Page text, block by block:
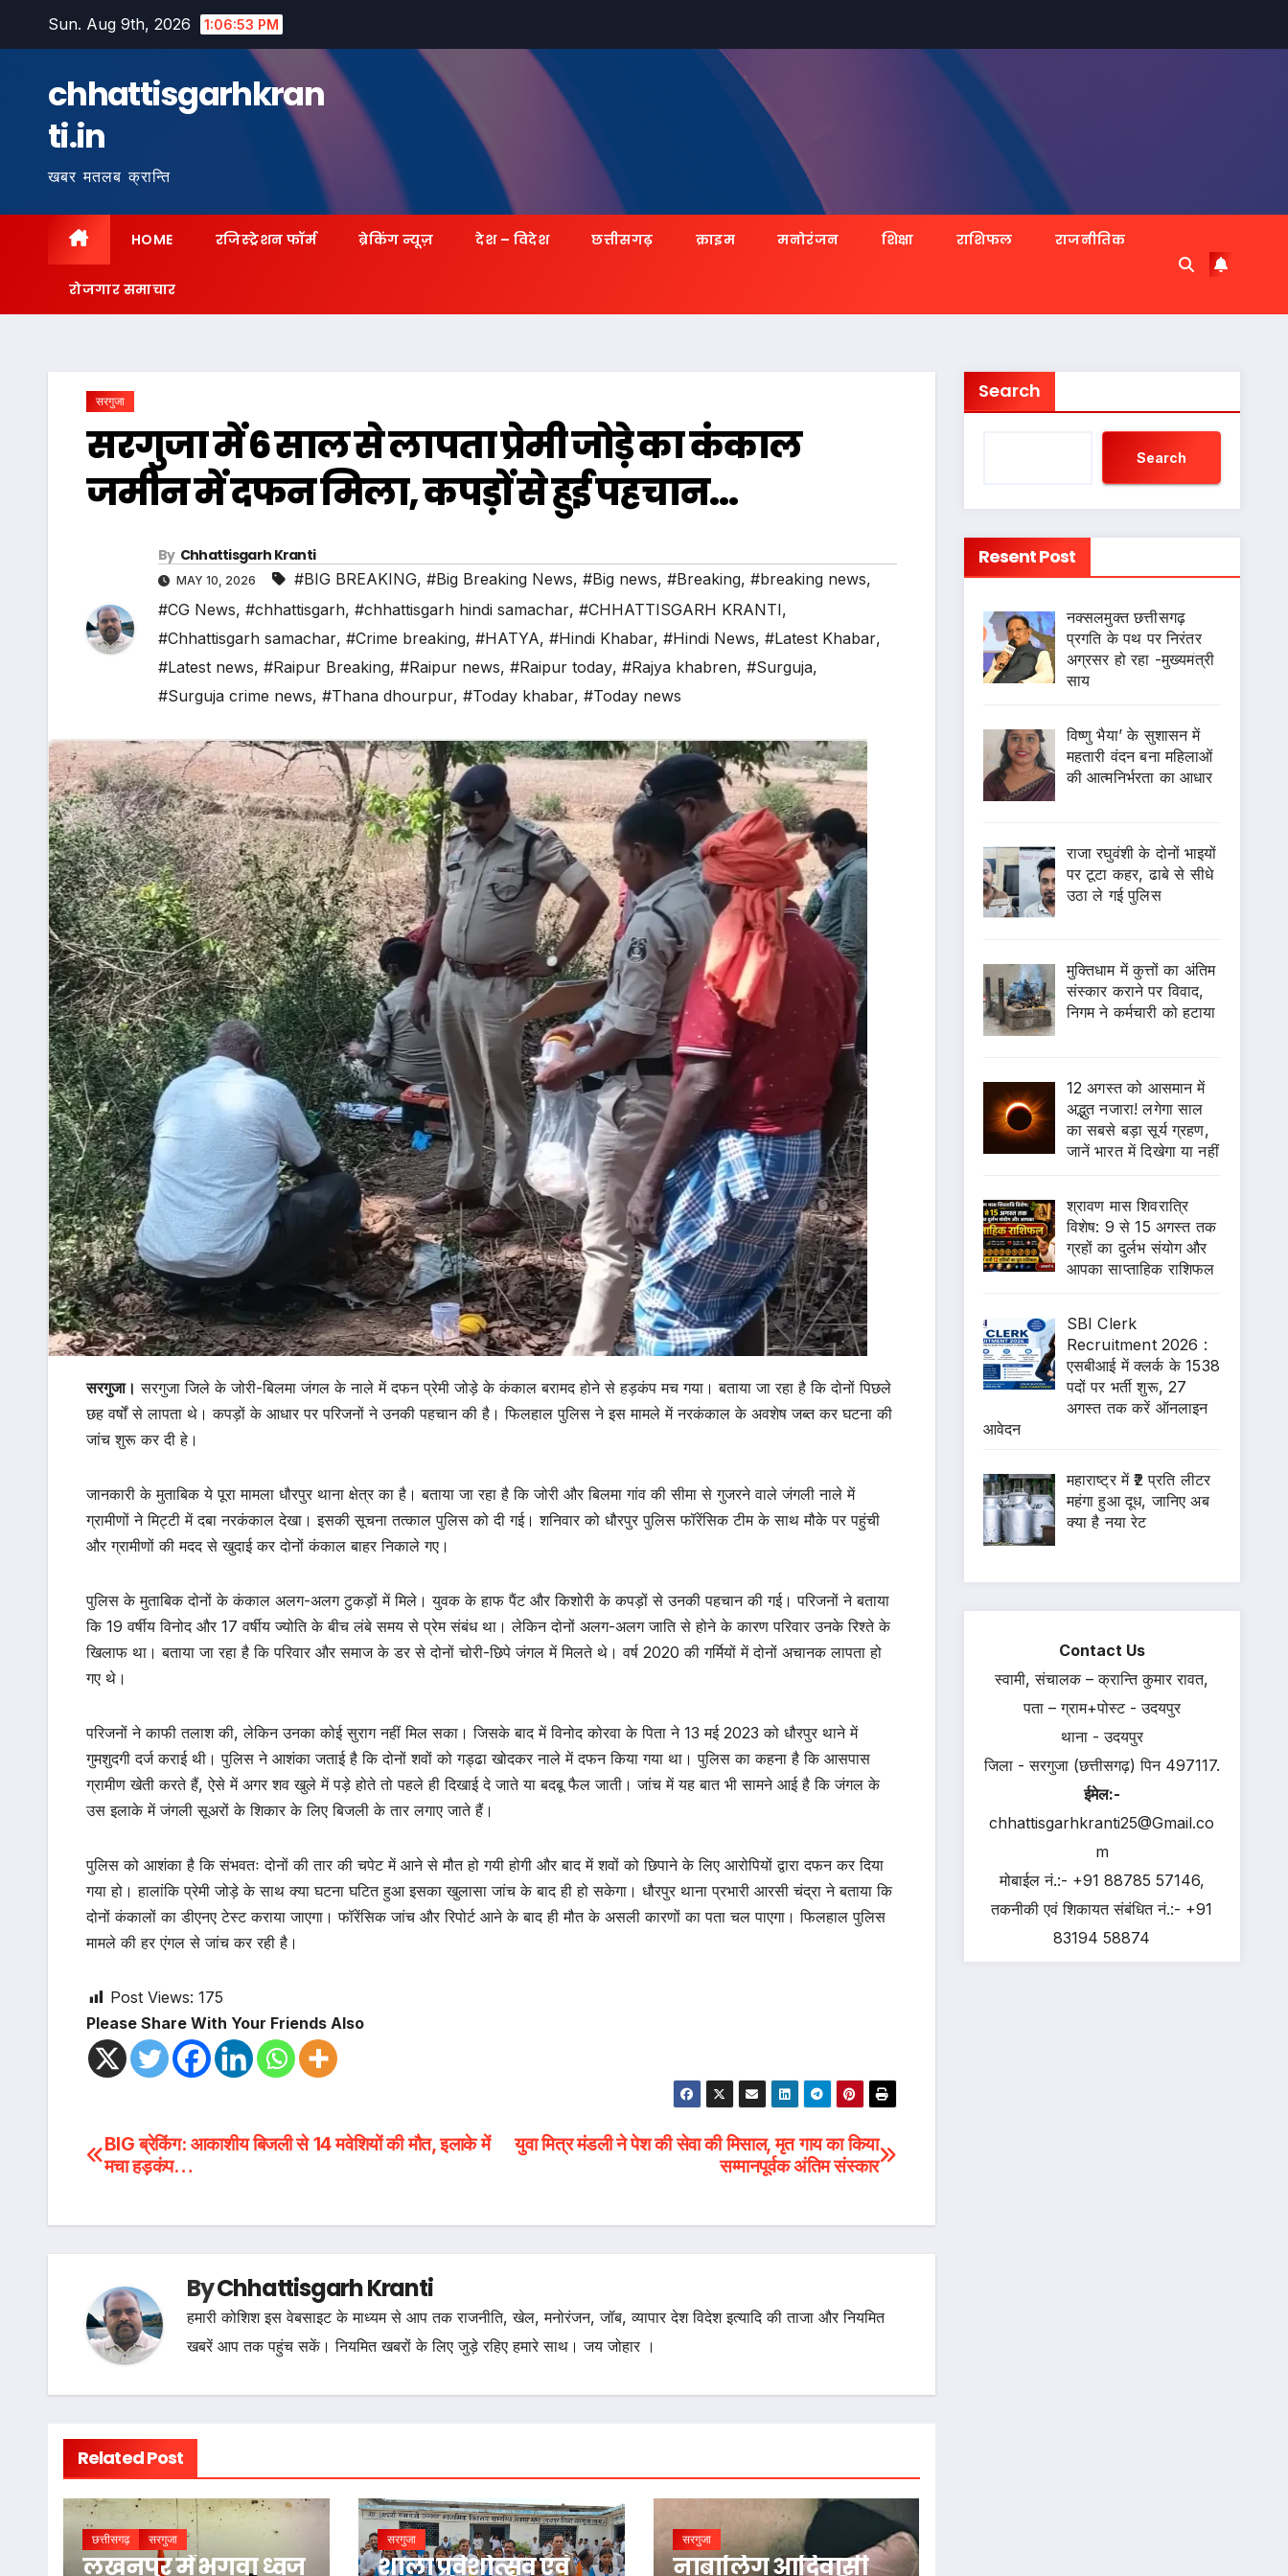
Sun. Aug 9th, 2026 1:06:55 PM
chhattisgarhkran
ti.in
खबर मतलब क्रान्ति
HOME रजिस्ट्रेशन फॉर्म ब्रेकिंग न्यूज़ देश – विदेश छत्तीसगढ़ क्राइम मनोरंजन शिक्षा राशिफल राजनीतिक
रोजगार समाचार
सरगुजा
सरगुजा में 6 साल से लापता प्रेमी जोड़े का कंकाल
जमीन में दफन मिला, कपड़ों से हुई पहचान…
By Chhattisgarh Kranti
MAY 10, 2026 #BIG BREAKING, #Big Breaking News, #Big news, #Breaking, #breaking news,
#CG News, #chhattisgarh, #chhattisgarh hindi samachar, #CHHATTISGARH KRANTI,
#Chhattisgarh samachar, #Crime breaking, #HATYA, #Hindi Khabar, #Hindi News, #Latest Khabar,
#Latest news, #Raipur Breaking, #Raipur news, #Raipur today, #Rajya khabren, #Surguja,
#Surguja crime news, #Thana dhourpur, #Today khabar, #Today news
सरगुजा। सरगुजा जिले के जोरी-बिलमा जंगल के नाले में दफन प्रेमी जोड़े के कंकाल बरामद होने से हड़कंप मच गया। बताया जा रहा है कि दोनों पिछले
छह वर्षों से लापता थे। कपड़ों के आधार पर परिजनों ने उनकी पहचान की है। फिलहाल पुलिस ने इस मामले में नरकंकाल के अवशेष जब्त कर घटना की
जांच शुरू कर दी हे।
जानकारी के मुताबिक ये पूरा मामला धौरपुर थाना क्षेत्र का है। बताया जा रहा है कि जोरी और बिलमा गांव की सीमा से गुजरने वाले जंगली नाले में
ग्रामीणों ने मिट्टी में दबा नरकंकाल देखा। इसकी सूचना तत्काल पुलिस को दी गई। शनिवार को धौरपुर पुलिस फॉरेंसिक टीम के साथ मौके पर पहुंची
और ग्रामीणों की मदद से खुदाई कर दोनों कंकाल बाहर निकाले गए।
पुलिस के मुताबिक दोनों के कंकाल अलग-अलग टुकड़ों में मिले। युवक के हाफ पैंट और किशोरी के कपड़ों से उनकी पहचान की गई। परिजनों ने बताया
कि 19 वर्षीय विनोद और 17 वर्षीय ज्योति के बीच लंबे समय से प्रेम संबंध था। लेकिन दोनों अलग-अलग जाति से होने के कारण परिवार उनके रिश्ते के
खिलाफ था। बताया जा रहा है कि परिवार और समाज के डर से दोनों चोरी-छिपे जंगल में मिलते थे। वर्ष 2020 की गर्मियों में दोनों अचानक लापता हो
गए थे।
परिजनों ने काफी तलाश की, लेकिन उनका कोई सुराग नहीं मिल सका। जिसके बाद में विनोद कोरवा के पिता ने 13 मई 2023 को धौरपुर थाने में
गुमशुदगी दर्ज कराई थी। पुलिस ने आशंका जताई है कि दोनों शवों को गड्ढा खोदकर नाले में दफन किया गया था। पुलिस का कहना है कि आसपास
ग्रामीण खेती करते हैं, ऐसे में अगर शव खुले में पड़े होते तो पहले ही दिखाई दे जाते या बदबू फैल जाती। जांच में यह बात भी सामने आई है कि जंगल के
उस इलाके में जंगली सूअरों के शिकार के लिए बिजली के तार लगाए जाते हैं।
पुलिस को आशंका है कि संभवतः दोनों की तार की चपेट में आने से मौत हो गयी होगी और बाद में शवों को छिपाने के लिए आरोपियों द्वारा दफन कर दिया
गया हो। हालांकि प्रेमी जोड़े के साथ क्या घटना घटित हुआ इसका खुलासा जांच के बाद ही हो सकेगा। धौरपुर थाना प्रभारी आरसी चंद्रा ने बताया कि
दोनों कंकालों का डीएनए टेस्ट कराया जाएगा। फॉरेंसिक जांच और रिपोर्ट आने के बाद ही मौत के असली कारणों का पता चल पाएगा। फिलहाल पुलिस
मामले की हर एंगल से जांच कर रही है।
Post Views: 175
Please Share With Your Friends Also
Post
युवा मित्र मंडली ने पेश की सेवा की मिसाल, मृत गाय का किया
सम्मानपूर्वक अंतिम संस्कार
BIG ब्रेकिंग: आकाशीय बिजली से 14 मवेशियों की मौत, इलाके में
मचा हड़कंप…
ByChhattisgarh Kranti
हमारी कोशिश इस वेबसाइट के माध्यम से आप तक राजनीति, खेल, मनोरंजन, जॉब, व्यापार देश विदेश इत्यादि की ताजा और नियमित
खबरें आप तक पहुंच सकें। नियमित खबरों के लिए जुड़े रहिए हमारे साथ। जय जोहार ।
Related Post
छत्तीसगढ़ सरगुजा
लखनपुर में भगवा ध्वज
सरगुजा
शाला प्रवेशोत्सव एवं
सरगुजा
नाबालिग आदिवासी
Search
Search
Resent Post
नक्सलमुक्त छत्तीसगढ़
प्रगति के पथ पर निरंतर
अग्रसर हो रहा -मुख्यमंत्री
साय
विष्णु भैया’ के सुशासन में
महतारी वंदन बना महिलाओं
की आत्मनिर्भरता का आधार
राजा रघुवंशी के दोनों भाइयों
पर टूटा कहर, ढाबे से सीधे
उठा ले गई पुलिस
मुक्तिधाम में कुत्तों का अंतिम
संस्कार कराने पर विवाद,
निगम ने कर्मचारी को हटाया
12 अगस्त को आसमान में
अद्भुत नजारा! लगेगा साल
का सबसे बड़ा सूर्य ग्रहण,
जानें भारत में दिखेगा या नहीं
श्रावण मास शिवरात्रि
विशेष: 9 से 15 अगस्त तक
ग्रहों का दुर्लभ संयोग और
आपका साप्ताहिक राशिफल
SBI Clerk
Recruitment 2026 :
एसबीआई में क्लर्क के 1538
पदों पर भर्ती शुरू, 27
अगस्त तक करें ऑनलाइन
आवेदन
महाराष्ट्र में ₹2 प्रति लीटर
महंगा हुआ दूध, जानिए अब
क्या है नया रेट
Contact Us
स्वामी, संचालक – क्रान्ति कुमार रावत,
पता – ग्राम+पोस्ट - उदयपुर
थाना - उदयपुर
जिला - सरगुजा (छत्तीसगढ़) पिन 497117.
ईमेल:-
chhattisgarhkranti25@Gmail.co
m
मोबाईल नं.:- +91 88785 57146,
तकनीकी एवं शिकायत संबंधित नं.:- +91
83194 58874